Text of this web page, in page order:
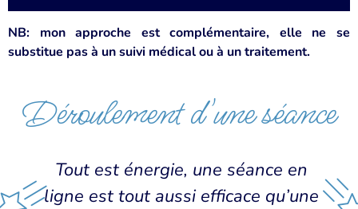
NB: mon approche est complémentaire, elle ne se
substitue pas à un suivi médical ou à un traitement.
Déroulement d'une séance
Tout est énergie, une séance en
ligne est tout aussi efficace qu’une